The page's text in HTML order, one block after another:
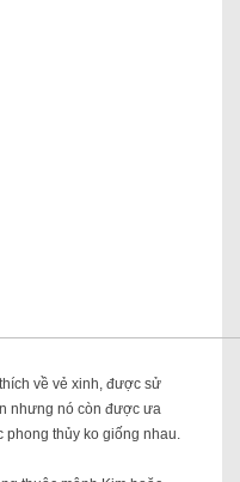
về vẻ xinh, được sử
nhưng nó còn được ưa
thủy ko giống nhau.